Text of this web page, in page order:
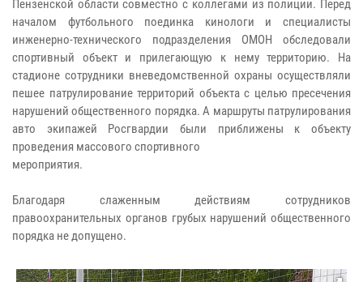
Пензенской области совместно с коллегами из полиции. Перед
началом футбольного поединка кинологи и специалисты
инженерно-технического подразделения ОМОН обследовали
спортивный объект и прилегающую к нему территорию. На
стадионе сотрудники вневедомственной охраны осуществляли
пешее патрулирование территорий объекта с целью пресечения
нарушений общественного порядка. А маршруты патрулирования
авто экипажей Росгвардии были приближены к объекту
проведения массового спортивного
мероприятия.
Благодаря слаженным действиям сотрудников
правоохранительных органов грубых нарушений общественного
порядка не допущено.